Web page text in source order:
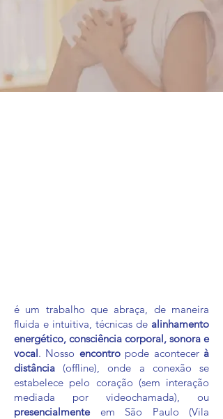
é um trabalho que abraça, de maneira
fluida e intuitiva, técnicas de alinhamento
energético, consciência corporal, sonora e
vocal. Nosso encontropode acontecer à
distância (offline), onde a conexão se
estabelece pelo coração (sem interação
mediada por videochamada), ou
presencialmenteem São Paulo (Vila